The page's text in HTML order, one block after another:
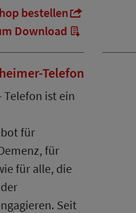
bestellen
Download
Telefon
Telefon ist ein
für
für
für alle, die
Seit